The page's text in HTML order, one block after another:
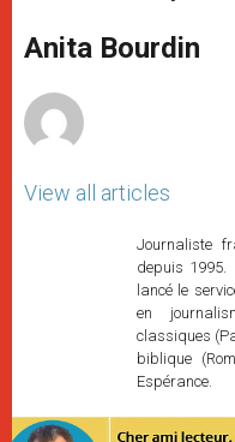
p
p
g
e
o
k
r
Anita Bourdin
View all articles
Journaliste
depuis 1995.
lancé le
en
classiques
biblique
Espérance.